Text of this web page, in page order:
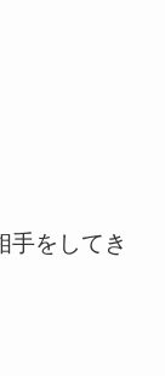
手をしてき